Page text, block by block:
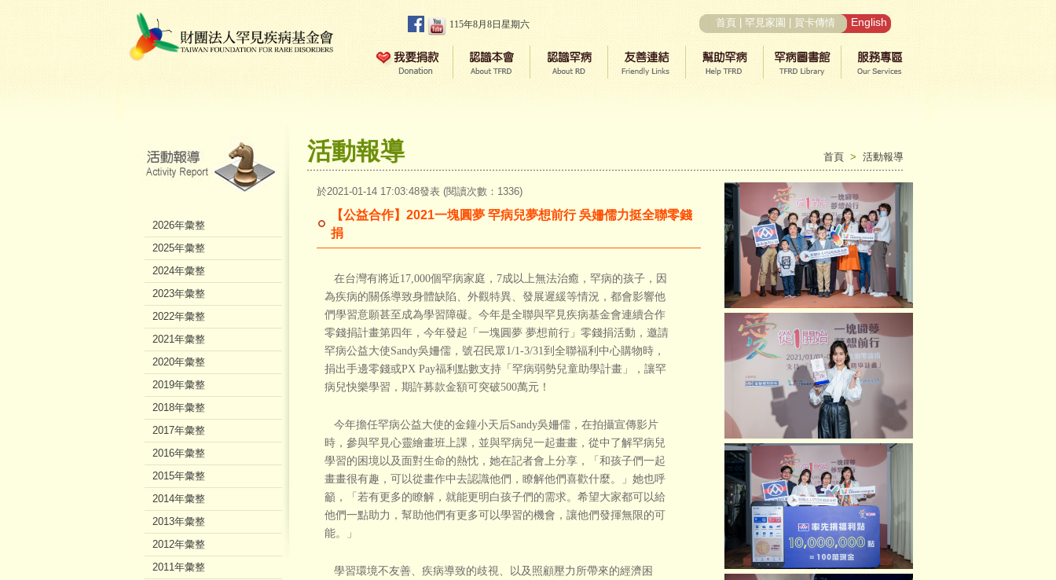
115年8月8日星期六 首頁 罕見家園 賀卡傳情 English
活動報導 首頁 > 活動報導
於2021-01-14 17:03:48發表 (閱讀次數：1336)
【公益合作】2021一塊圓夢 罕病兒夢想前行 吳姍儒力挺全聯零錢
捐
在台灣有將近17,000個罕病家庭，7成以上無法治癒，罕病的孩子，因
為疾病的關係導致身體缺陷、外觀特異、發展遲緩等情況，都會影響他
們學習意願甚至成為學習障礙。今年是全聯與罕見疾病基金會連續合作
零錢捐計畫第四年，今年發起「一塊圓夢 夢想前行」零錢捐活動，邀請
罕病公益大使Sandy吳姍儒，號召民眾1/1-3/31到全聯福利中心購物時，
捐出手邊零錢或PX Pay福利點數支持「罕病弱勢兒童助學計畫」，讓罕
病兒快樂學習，期許募款金額可突破500萬元！
今年擔任罕病公益大使的金鐘小天后Sandy吳姍儒，在拍攝宣傳影片
時，參與罕見心靈繪畫班上課，並與罕病兒一起畫畫，從中了解罕病兒
學習的困境以及面對生命的熱忱，她在記者會上分享，「和孩子們一起
畫畫很有趣，可以從畫作中去認識他們，瞭解他們喜歡什麼。」她也呼
籲，「若有更多的瞭解，就能更明白孩子們的需求。希望大家都可以給
他們一點助力，幫助他們有更多可以學習的機會，讓他們發揮無限的可
能。」
學習環境不友善、疾病導致的歧視、以及照顧壓力所帶來的經濟困
2026年彙整
2025年彙整
2024年彙整
2023年彙整
2022年彙整
2021年彙整
2020年彙整
2019年彙整
2018年彙整
2017年彙整
2016年彙整
2015年彙整
2014年彙整
2013年彙整
2012年彙整
2011年彙整